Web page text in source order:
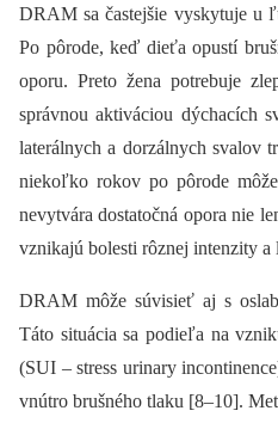
DRAM sa častejšie vyskytuje u
Po pôrode, keď dieťa opustí
oporu. Preto žena potrebuje
správnou aktiváciou dýchacích
laterálnych a dorzálnych svalov
niekoľko rokov po pôrode
nevytvára dostatočná opora nie
vznikajú bolesti rôznej intenzity a
DRAM môže súvisieť aj s
Táto situácia sa podieľa na
(SUI –⁠ stress urinary
vnútro brušného tlaku [8–10].